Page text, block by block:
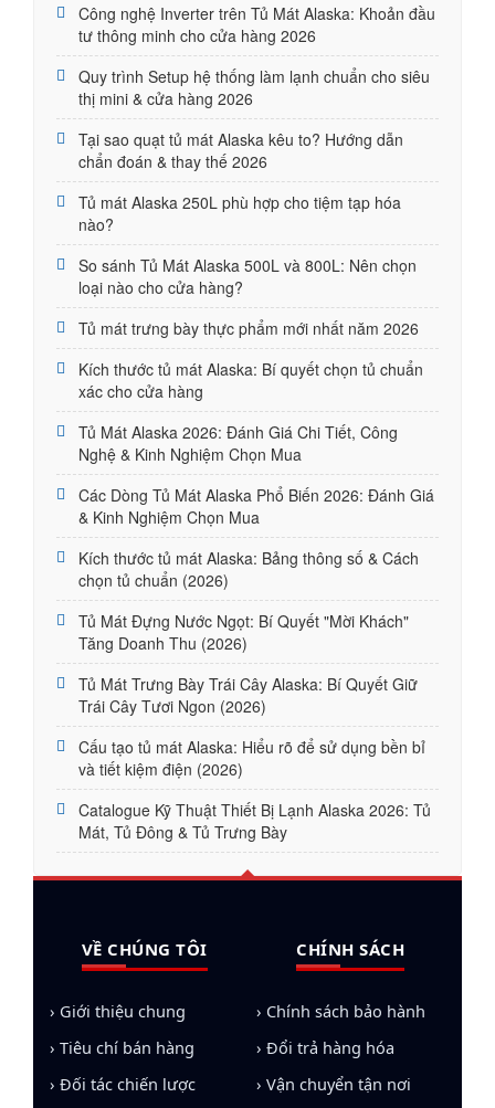
Công nghệ Inverter trên Tủ Mát Alaska: Khoản đầu
tư thông minh cho cửa hàng 2026
Quy trình Setup hệ thống làm lạnh chuẩn cho siêu
thị mini & cửa hàng 2026
Tại sao quạt tủ mát Alaska kêu to? Hướng dẫn
chẩn đoán & thay thế 2026
Tủ mát Alaska 250L phù hợp cho tiệm tạp hóa
nào?
So sánh Tủ Mát Alaska 500L và 800L: Nên chọn
loại nào cho cửa hàng?
Tủ mát trưng bày thực phẩm mới nhất năm 2026
Kích thước tủ mát Alaska: Bí quyết chọn tủ chuẩn
xác cho cửa hàng
Tủ Mát Alaska 2026: Đánh Giá Chi Tiết, Công
Nghệ & Kinh Nghiệm Chọn Mua
Các Dòng Tủ Mát Alaska Phổ Biến 2026: Đánh Giá
& Kinh Nghiệm Chọn Mua
Kích thước tủ mát Alaska: Bảng thông số & Cách
chọn tủ chuẩn (2026)
Tủ Mát Đựng Nước Ngọt: Bí Quyết "Mời Khách"
Tăng Doanh Thu (2026)
Tủ Mát Trưng Bày Trái Cây Alaska: Bí Quyết Giữ
Trái Cây Tươi Ngon (2026)
Cấu tạo tủ mát Alaska: Hiểu rõ để sử dụng bền bỉ
và tiết kiệm điện (2026)
Catalogue Kỹ Thuật Thiết Bị Lạnh Alaska 2026: Tủ
Mát, Tủ Đông & Tủ Trưng Bày
VỀ CHÚNG TÔI
› Giới thiệu chung
› Tiêu chí bán hàng
› Đối tác chiến lược
CHÍNH SÁCH
› Chính sách bảo hành
› Đổi trả hàng hóa
› Vận chuyển tận nơi